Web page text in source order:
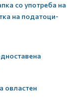
со употреба на
на податоци-
овластен